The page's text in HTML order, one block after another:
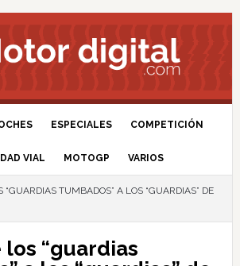
ESPECIALES COMPETICIÓN
VIAL MOTOGP VARIOS
“GUARDIAS TUMBADOS” A LOS “GUARDIAS” DE
los “guardias